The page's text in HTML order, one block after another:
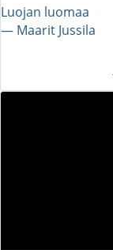
Luojan luomaa
― Maarit Jussila